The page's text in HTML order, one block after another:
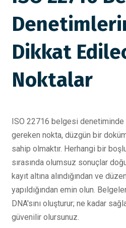
Dikkat
Noktalar
ISO 22716 belgesi
gereken nokta, düzgün bir
sahip olmaktır. Herhangi bir
sırasında olumsuz sonuçlar
kayıt altına alındığından ve
yapıldığından emin olun.
DNA'sını oluşturur; ne kadar
güvenilir olursunuz.